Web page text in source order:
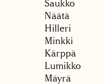
Saukko
Näätä
Hilleri
Minkki
Kärppä
Lumikko
Mäyrä